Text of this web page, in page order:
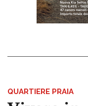
QUARTIERE PRAIA